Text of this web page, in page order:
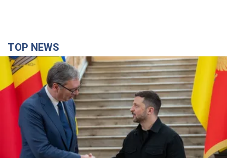
Зеленський вперше прибув до Сербії:
планується зустріч із Вучичем і не лише. Відео
Це перший візит глави держави до Бєлграда
4 часа назад 49,5 т.
"Верніть Федорова": у містах України 23-й день